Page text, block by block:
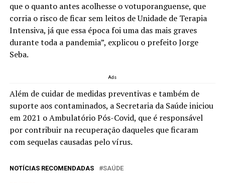
que o quanto antes acolhesse o votuporanguense, que
corria o risco de ficar sem leitos de Unidade de Terapia
Intensiva, já que essa época foi uma das mais graves
durante toda a pandemia”, explicou o prefeito Jorge
Seba.
Ads
Além de cuidar de medidas preventivas e também de
suporte aos contaminados, a Secretaria da Saúde iniciou
em 2021 o Ambulatório Pós-Covid, que é responsável
por contribuir na recuperação daqueles que ficaram
com sequelas causadas pelo vírus.
NOTÍCIAS RECOMENDADAS SAÚDE